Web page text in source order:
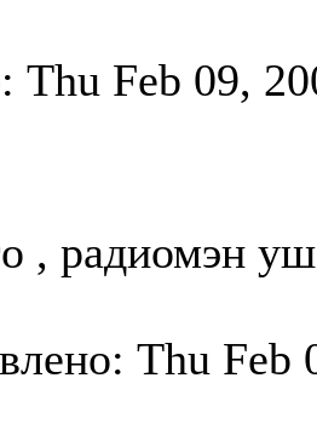
Thu Feb 09,
, радиомэн
Thu Feb